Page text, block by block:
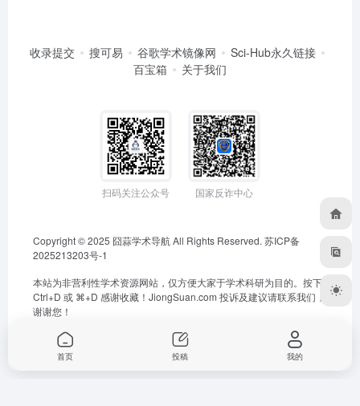
收录提交 搜可易 谷歌学术镜像网
Sci-Hub永久链接
百宝箱
关于我们
扫码关注公众号 国家反诈中心
Copyright © 2025 囧蒜学术导航All Rights Reserved. 苏ICP备
2025213203号-1
本站为非营利性学术资源网站，仅方便大家于学术科研为目的。按下
Ctrl+D 或 ⌘+D 感谢收藏！ JiongSuan.com 投诉及建议请联系我们，
谢谢您！
首页 投稿 我的